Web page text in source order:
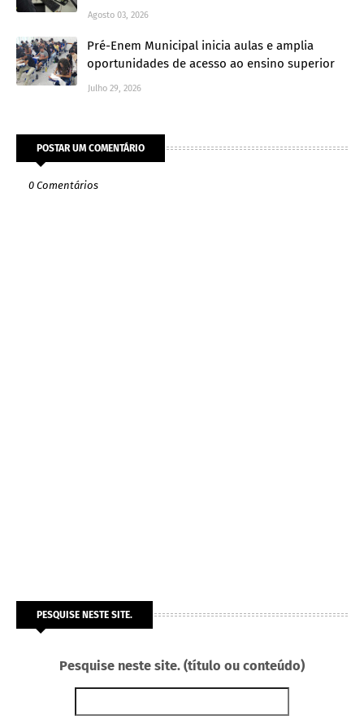
Agosto 03, 2026
Pré-Enem Municipal inicia aulas e amplia
oportunidades de acesso ao ensino superior
Julho 29, 2026
POSTAR UM COMENTÁRIO
0 Comentários
PESQUISE NESTE SITE.
Pesquise neste site. (título ou conteúdo)